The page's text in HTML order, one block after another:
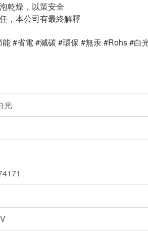
乾燥，以策安全
，本公司有最終解釋
#省電 #減碳 #環保 #無汞 #Rohs #白
光